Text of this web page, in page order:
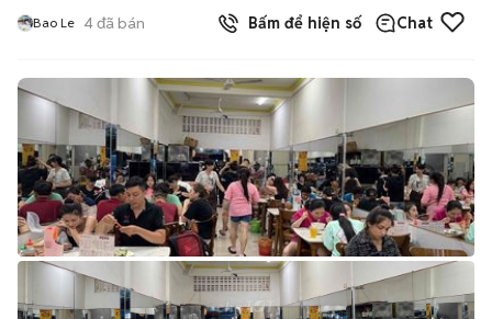
Bao Le 4đã bán Bấm để hiện số Chat